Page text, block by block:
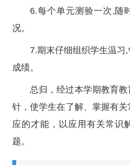
6.每个单元测验一次,随
况。
7.期末仔细组织学生温习
成绩。
总归，经过本学期教育
针，使学生在了解、掌握有
应的才能，以应用有关常识
题。